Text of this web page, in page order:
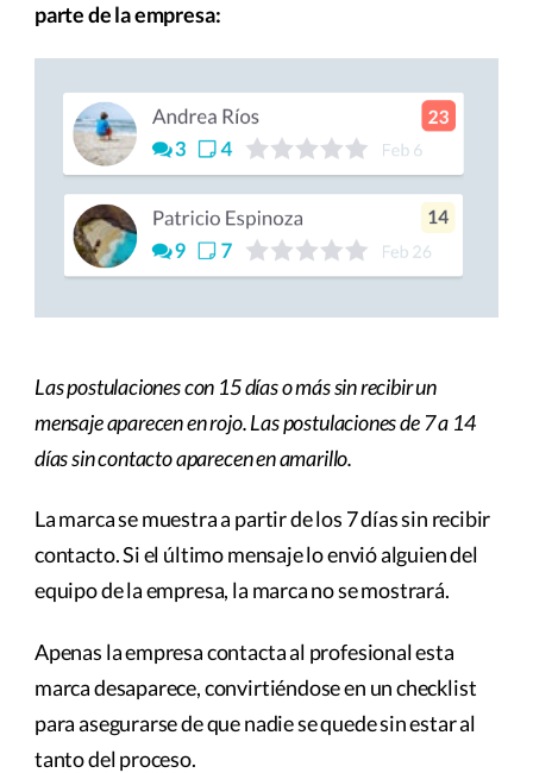
parte de la empresa:
Las postulaciones con 15 días o más sin recibir un
mensaje aparecen en rojo. Las postulaciones de 7 a 14
días sin contacto aparecen en amarillo.
La marca se muestra a partir de los 7 días sin recibir
contacto. Si el último mensaje lo envió alguien del
equipo de la empresa, la marca no se mostrará.
Apenas la empresa contacta al profesional esta
marca desaparece, convirtiéndose en un checklist
para asegurarse de que nadie se quede sin estar al
tanto del proceso.